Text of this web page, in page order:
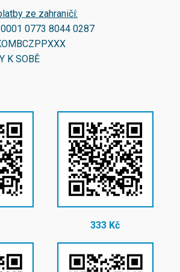
ze zahraničí:
0773 8044 0287
K SOBĚ
333 Kč